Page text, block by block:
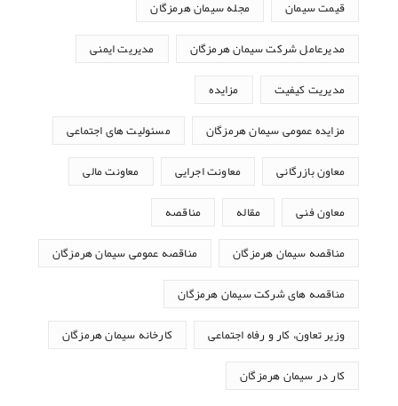
قیمت سیمان مجله سیمان هرمزگان
مدیرعامل شرکت سیمان هرمزگان مدیریت ایمنی
مدیریت کیفیت مزایده
مزایده عمومی سیمان هرمزگان مسئولیت های اجتماعی
معاون بازرگانی معاونت اجرایی معاونت مالی
معاون فنی مقاله مناقصه
مناقصه سیمان هرمزگان مناقصه عمومی سیمان هرمزگان
مناقصه های شرکت سیمان هرمزگان
وزیر تعاون، کار و رفاه اجتماعی کارخانه سیمان هرمزگان
کار در سیمان هرمزگان